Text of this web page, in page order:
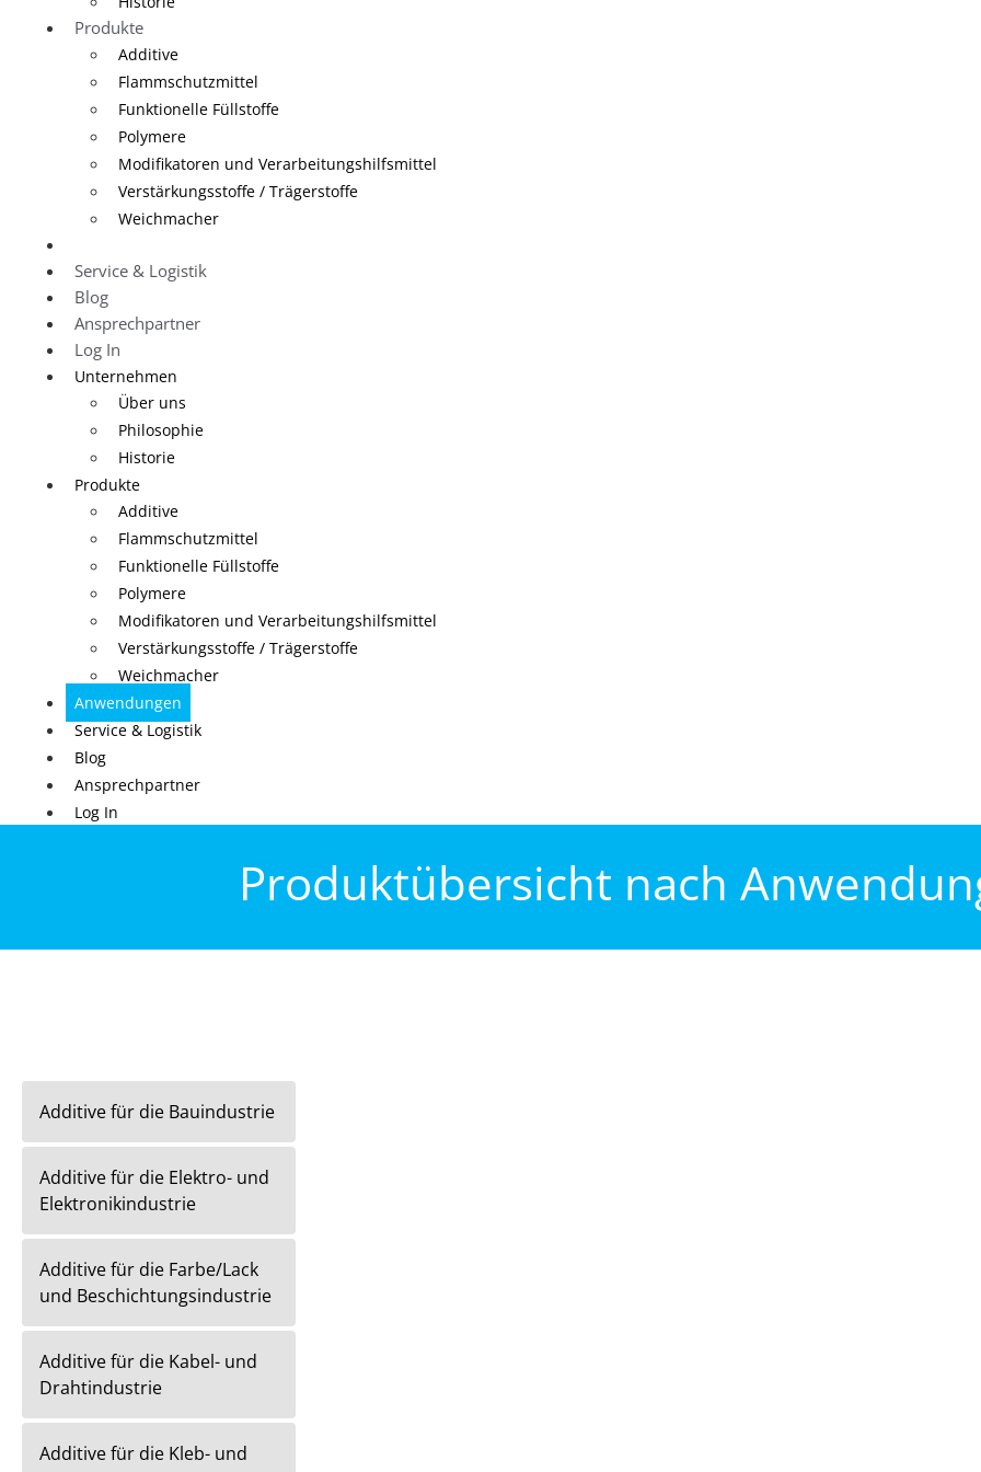
Produkte
Additive
Flammschutzmittel
Funktionelle Füllstoffe
Polymere
Modifikatoren und Verarbeitungshilfsmittel
Verstärkungsstoffe / Trägerstoffe
Weichmacher
Service & Logistik
Blog
Ansprechpartner
Log In
Unternehmen
Über uns
Philosophie
Historie
Produkte
Additive
Flammschutzmittel
Funktionelle Füllstoffe
Polymere
Modifikatoren und Verarbeitungshilfsmittel
Verstärkungsstoffe / Trägerstoffe
Weichmacher
Anwendungen
Service & Logistik
Blog
Ansprechpartner
Log In
Produktübersicht nach
Additive für die Bauindustrie
Additive für die Elektro- und
Elektronikindustrie
Additive für die Farbe/Lack
und Beschichtungsindustrie
Additive für die Kabel- und
Drahtindustrie
Additive für die Kleb- und